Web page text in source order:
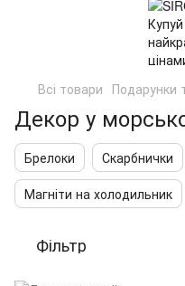
Всі товари Подарунки
Декор у
Брелоки Скарбнички
Магніти на холодильник
Фільтр